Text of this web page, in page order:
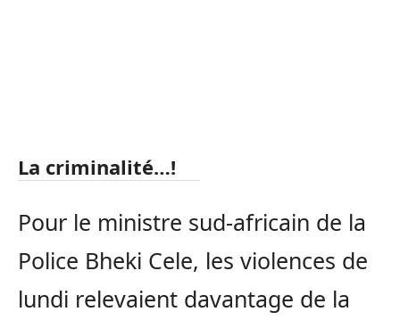
La criminalité…!
Pour le ministre sud-africain de la
Police Bheki Cele, les violences de
lundi relevaient davantage de la